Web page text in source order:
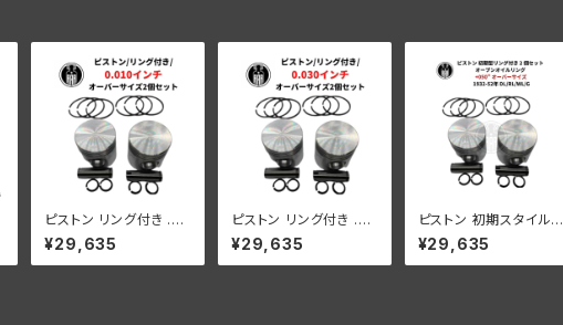
ピストン リング付き .01
0”オーバーサイズ 2個
セット
¥29,635
ピストン リング付き .03
0”オーバーサイズ 2個
セット
¥29,635
ピストン 初期スタイルリ
ング付き 2 個セット オ
ープン オイル リング +
050" OS 1932-52年
¥29,635